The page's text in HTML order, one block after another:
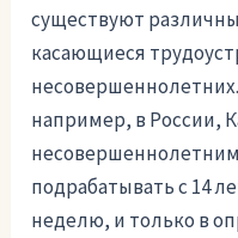
существуют
касающиеся
например, в России,
подрабатывать с 14
неделю, и только в